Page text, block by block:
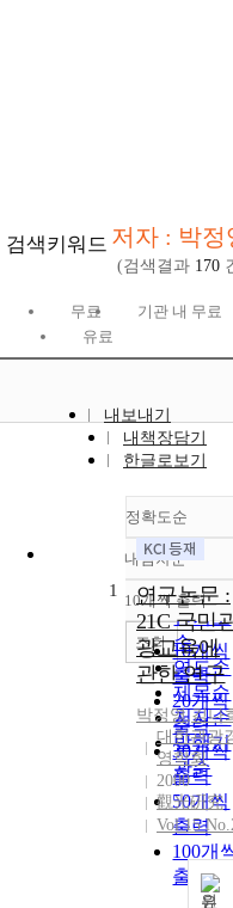
검색키워드 저자 : 박정
(검색결과 170
무료
기관 내 무료
유료
내보내기
내책장담기
한글로보기
정확도순
정확도
순
인기도
순
연도순
제목순
저자순
발행기
관순
내림차순
내림
10개씩 출력
10개씩
출력
20개씩
출력
30개씩
출력
50개씩
출력
100개
출력
조회
1
연구논문 :
21C 국민
광교육에
관한 연구
박정영,김나
대한관광
영학회
2000
觀光硏究
Vol.15
원